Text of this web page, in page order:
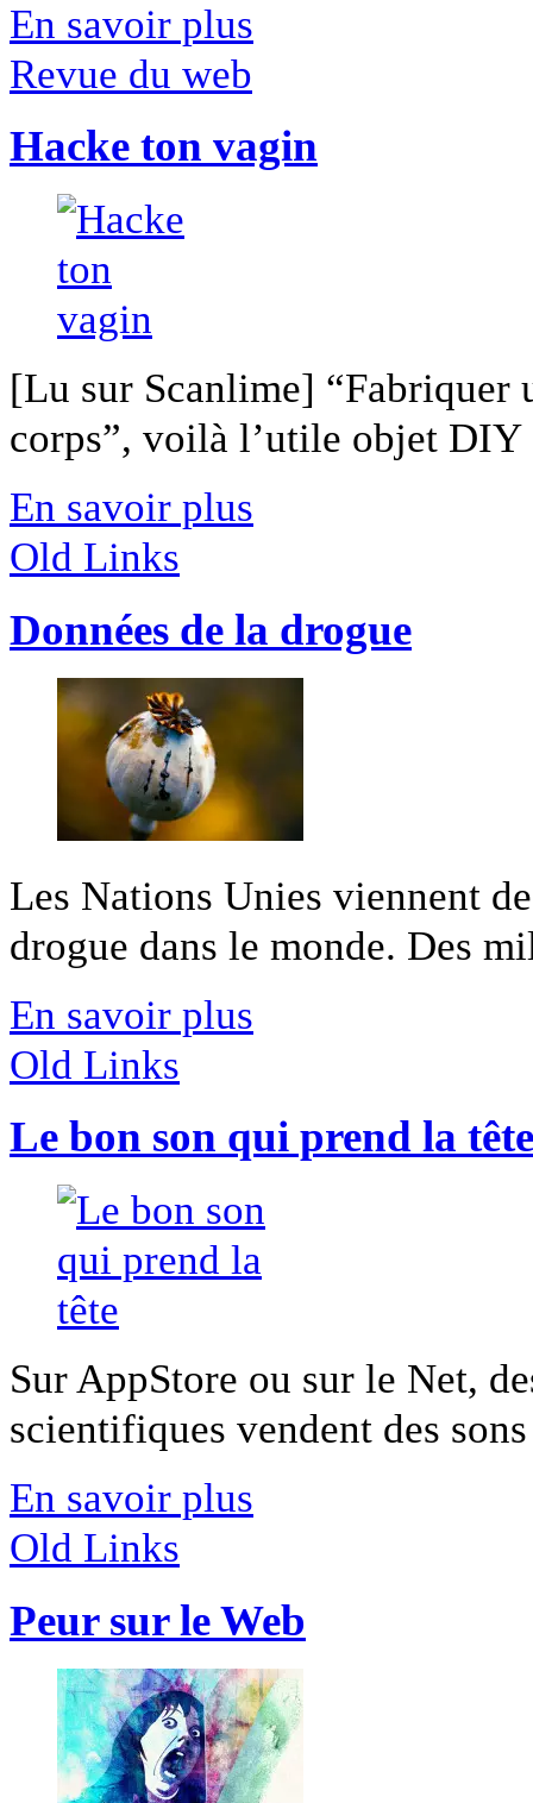
En savoir plus
Revue du web
Hacke ton vagin
[Lu sur Scanlime] “Fabriquer
corps”, voilà l’utile objet
En savoir plus
Old Links
Données de la drogue
Les Nations Unies viennent
drogue dans le monde. Des
En savoir plus
Old Links
Le bon son qui prend la tête
Sur AppStore ou sur le Net,
scientifiques vendent des
En savoir plus
Old Links
Peur sur le Web